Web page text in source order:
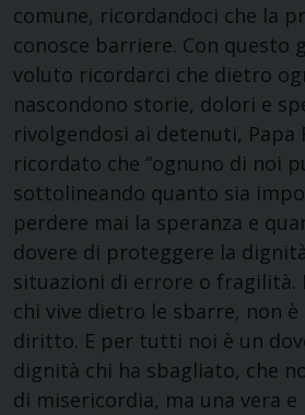
comune, ricordandoci che la
conosce barriere. Con questo
voluto ricordarci che dietro
nascondono storie, dolori e
rivolgendosi ai detenuti, Papa
ricordato che “ognuno di noi
sottolineando quanto sia
perdere mai la speranza e
dovere di proteggere la
situazioni di errore o fragilità.
chi vive dietro le sbarre, non è
diritto. E per tutti noi è un
dignità chi ha sbagliato, che
di misericordia, ma una vera